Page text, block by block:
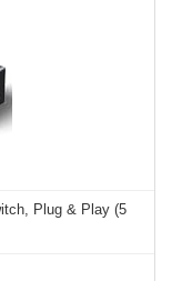
Plug & Play (5